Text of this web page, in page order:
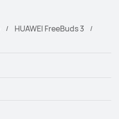
HUAWEI FreeBuds 3